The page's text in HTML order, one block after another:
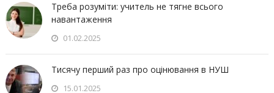
Треба розуміти: учитель не тягне всього
навантаження
01.02.2025
Тисячу перший раз про оцінювання в НУШ
15.01.2025